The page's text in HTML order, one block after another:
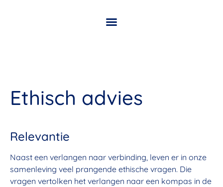
Ethisch advies
Relevantie
Naast een verlangen naar verbinding, leven er in onze
samenleving veel prangende ethische vragen. Die
vragen vertolken het verlangen naar een kompas in de